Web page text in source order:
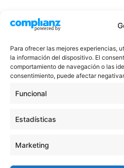
Para ofrecer las mejores experiencias,
la información del dispositivo. El
comportamiento de navegación o las
consentimiento, puede afectar
Funcional
Estadísticas
Marketing